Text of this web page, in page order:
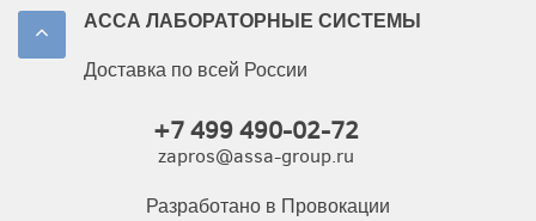
АССА ЛАБОРАТОРНЫЕ СИСТЕМЫ
Доставка по всей России
+7 499 490-02-72
zapros@assa-group.ru
Разработано в Провокации